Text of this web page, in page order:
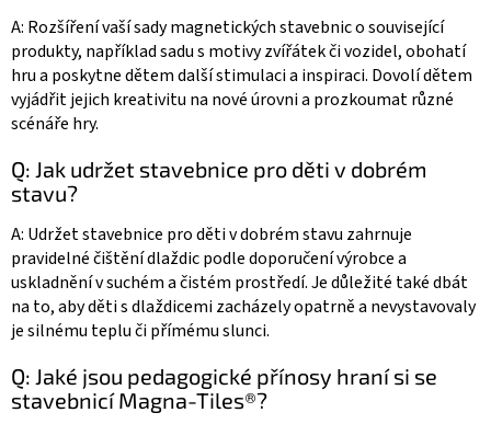
A: Rozšíření vaší sady magnetických stavebnic o související
produkty, například sadu s motivy zvířátek či vozidel, obohatí
hru a poskytne dětem další stimulaci a inspiraci. Dovolí dětem
vyjádřit jejich kreativitu na nové úrovni a prozkoumat různé
scénáře hry.
Q: Jak udržet stavebnice pro děti v dobrém
stavu?
A: Udržet stavebnice pro děti v dobrém stavu zahrnuje
pravidelné čištění dlaždic podle doporučení výrobce a
uskladnění v suchém a čistém prostředí. Je důležité také dbát
na to, aby děti s dlaždicemi zacházely opatrně a nevystavovaly
je silnému teplu či přímému slunci.
Q: Jaké jsou pedagogické přínosy hraní si se
stavebnicí Magna-Tiles®?